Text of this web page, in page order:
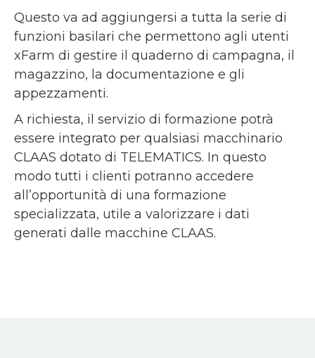
Questo va ad aggiungersi a tutta la serie di
funzioni basilari che permettono agli utenti
xFarm di gestire il quaderno di campagna, il
magazzino, la documentazione e gli
appezzamenti.
A richiesta, il servizio di formazione potrà
essere integrato per qualsiasi macchinario
CLAAS dotato di TELEMATICS. In questo
modo tutti i clienti potranno accedere
all’opportunità di una formazione
specializzata, utile a valorizzare i dati
generati dalle macchine CLAAS.